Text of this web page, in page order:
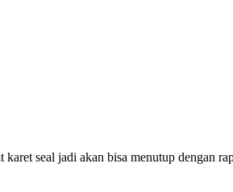
seal jadi akan bisa menutup dengan